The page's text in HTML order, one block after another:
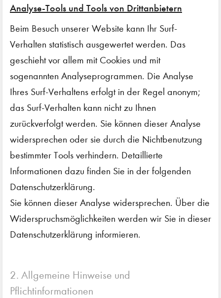
Analyse-Tools und Tools von Drittanbietern
Beim Besuch unserer Website kann Ihr Surf-
Verhalten statistisch ausgewertet werden. Das
geschieht vor allem mit Cookies und mit
sogenannten Analyseprogrammen. Die Analyse
Ihres Surf-Verhaltens erfolgt in der Regel anonym;
das Surf-Verhalten kann nicht zu Ihnen
zurückverfolgt werden. Sie können dieser Analyse
widersprechen oder sie durch die Nichtbenutzung
bestimmter Tools verhindern. Detaillierte
Informationen dazu finden Sie in der folgenden
Datenschutzerklärung.
Sie können dieser Analyse widersprechen. Über die
Widerspruchsmöglichkeiten werden wir Sie in dieser
Datenschutzerklärung informieren.
2. Allgemeine Hinweise und
Pflichtinformationen